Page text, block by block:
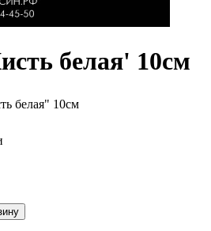
белая' 10см
белая" 10см